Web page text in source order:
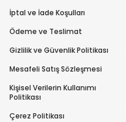
İptal ve İade Koşulları
Ödeme ve Teslimat
Gizlilik ve Güvenlik Politikası
Mesafeli Satış Sözleşmesi
Kişisel Verilerin Kullanımı
Politikası
Çerez Politikası